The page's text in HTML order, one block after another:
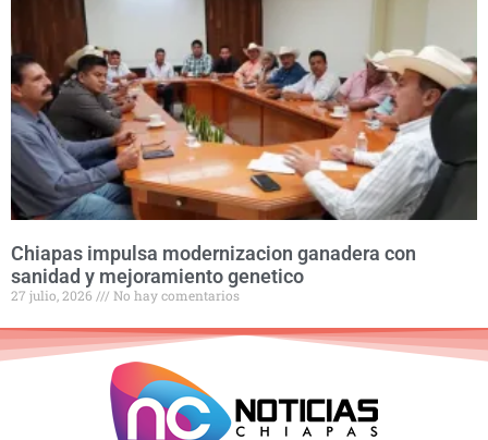
Chiapas impulsa modernizacion ganadera con
sanidad y mejoramiento genetico
27 julio, 2026 No hay comentarios